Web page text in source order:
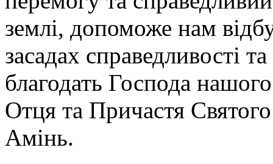
землі, допоможе нам
засадах справедливості
благодать Господа
Отця та Причастя
Амінь.